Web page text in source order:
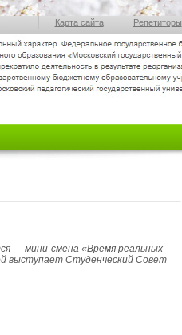
Карта сайта Репетиторы
— мини-смена «Время реальных
выступает Студенческий Совет